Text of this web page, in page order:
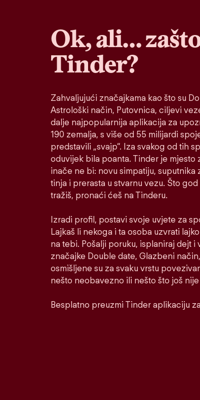
Ok, ali…
Tinder?
Zahvaljujući značajkama kao što su
Astrološki način, Putovnica, ciljevi
dalje najpopularnija aplikacija za
190 zemalja, s više od 55 milijardi
predstavili „svajp“. Iza svakog od tih
oduvijek bila poanta. Tinder je mjesto
inače ne bi: novu simpatiju, suputnika
tinja i prerasta u stvarnu vezu. Što
tražiš, pronaći ćeš na Tinderu.
Izradi profil, postavi svoje uvjete za
Lajkaš li nekoga i ta osoba uzvrati
na tebi. Pošalji poruku, isplaniraj dejt
značajke Double date, Glazbeni
osmišljene su za svaku vrstu
nešto neobavezno ili nešto što još
Besplatno preuzmi Tinder aplikaciju